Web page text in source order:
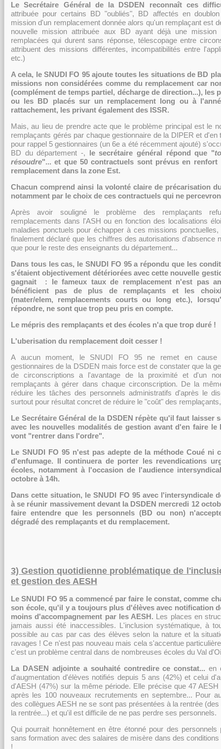
Le Secrétaire Général de la DSDEN reconnaît ces
attribuée pour certains BD "oubliés", BD affectés en
mission d'un remplacement donnée alors qu'un remplaçant est
nouvelle mission attribuée aux BD ayant déjà une mission
remplacées qui durent sans réponse, télescopage entre
attribuent des missions différentes, incompatibilités entre
etc.)
A cela, le SNUDI FO 95 ajoute toutes les situations de BD
missions non considérées comme du remplacement car
(complément de temps partiel, décharge de direction...), les
ou les BD placés sur un remplacement long ou à
rattachement, les privant également des ISSR.
Mais, au lieu de prendre acte que le problème principal est le
remplaçants gérés par chaque gestionnaire de la DIPER et
pour rappel 5 gestionnaires (un 6e a été récemment ajouté)
BD du département -, le secrétaire général répond que "
résoudre"... et que 50 contractuels sont prévus en
remplacement dans la zone Est.
Chacun comprend ainsi la volonté claire de précarisation
notamment par le choix de ces contractuels qui ne
Après avoir souligné le problème des remplaçants
remplacements dans l'ASH ou en fonction des localisations
maladies ponctuels pour échapper à ces missions
finalement déclaré que les chiffres des autorisations d'absence
que pour le reste des enseignants du département...
Dans tous les cas, le SNUDI FO 95 a répondu que les
s'étaient objectivement détériorées avec cette nouvelle
gagnait : le fameux taux de remplacement n'est pas
bénéficient pas de plus de remplaçants et les
(mater/elem, remplacements courts ou long etc.),
répondre, ne sont que trop peu pris en compte.
Le mépris des remplaçants et des écoles n'a que trop duré !
L'uberisation du remplacement doit cesser !
A aucun moment, le SNUDI FO 95 ne remet en cause
gestionnaires de la DSDEN mais force est de constater que la
de circonscriptions a l'avantage de la proximité et d'un
remplaçants à gérer dans chaque circonscription. De la
réduire les tâches des personnels administratifs d'après le
surtout pour résultat concret de réduire le "coût" des
Le Secrétaire Général de la DSDEN répète qu'il faut laisser
avec les nouvelles modalités de gestion avant d'en faire le
vont "rentrer dans l'ordre".
Le SNUDI FO 95 n'est pas adepte de la méthode Coué ni
d'enfumage. Il continuera de porter les revendications
écoles, notamment à l'occasion de l'audience
octobre à 14h.
Dans cette situation, le SNUDI FO 95 avec l'intersyndicale
à se réunir massivement devant la DSDEN mercredi 12
faire entendre que les personnels (BD ou non)
dégradé des remplaçants et du remplacement.
3) Gestion quotidienne problématique de
et gestion des AESH
Le SNUDI FO 95 a commencé par faire le constat, comme
son école, qu'il y a toujours plus d'élèves avec notification
moins d'accompagnement par les AESH. Les places en
jamais aussi été inaccessibles. L'inclusion systématique, à
possible au cas par cas des élèves selon la nature et la
ravages ! Ce n'est pas nouveau mais cela s'accentue
c'est un problème central dans de nombreuses écoles du Val
La DASEN adjointe a souhaité contredire ce constat...en
d'augmentation d'élèves notifiés depuis 5 ans (42%) et celui
d'AESH (47%) sur la même période. Elle précise que 47
après les 100 nouveaux recrutements en septembre... Pour
des collègues AESH ne se sont pas présentées à la rentrée
la rentrée...) et qu'il est difficile de ne pas perdre ses personnels.
Qui pourrait honnêtement en être étonné pour des
sans formation avec des salaires de misère dans des
!